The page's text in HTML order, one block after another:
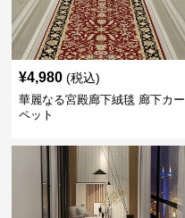
¥4,980 (税込)
華麗なる宮殿廊下絨毯 廊下カー
ペット